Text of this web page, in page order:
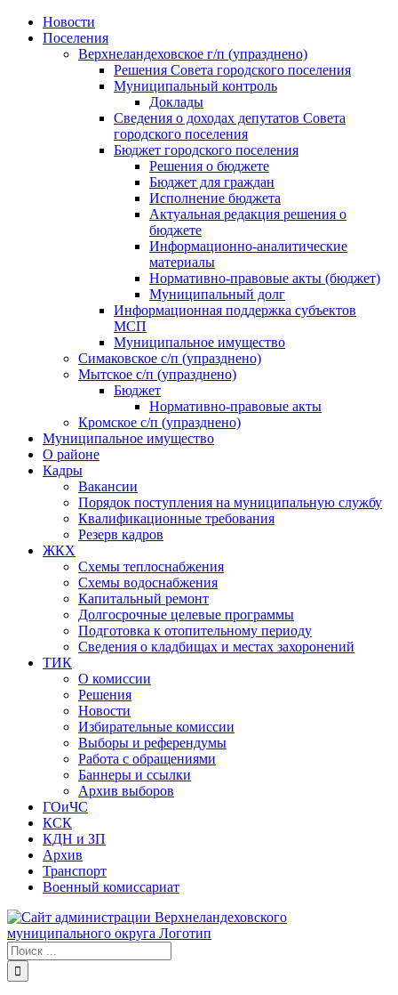
Skip
Новости
Поселения
Верхнеландеховское г/п (упразднено)
Решения Совета городского поселения
Муниципальный контроль
Доклады
Сведения о доходах депутатов Совета
городского поселения
Бюджет городского поселения
Решения о бюджете
Бюджет для граждан
Исполнение бюджета
Актуальная редакция решения о
бюджете
Информационно-аналитические
материалы
Нормативно-правовые акты (бюджет)
Муниципальный долг
Информационная поддержка субъектов
МСП
Муниципальное имущество
Симаковское с/п (упразднено)
Мытское с/п (упразднено)
Бюджет
Нормативно-правовые акты
Кромское с/п (упразднено)
Муниципальное имущество
О районе
Кадры
Вакансии
Порядок поступления на муниципальную службу
Квалификационные требования
Резерв кадров
ЖКХ
Схемы теплоснабжения
Схемы водоснабжения
Капитальный ремонт
Долгосрочные целевые программы
Подготовка к отопительному периоду
Сведения о кладбищах и местах захоронений
ТИК
О комиссии
Решения
Новости
Избирательные комиссии
Выборы и референдумы
Работа с обращениями
Баннеры и ссылки
Архив выборов
ГОиЧС
КСК
КДН и ЗП
Архив
Транспорт
Военный комиссариат
Результат
поиска: